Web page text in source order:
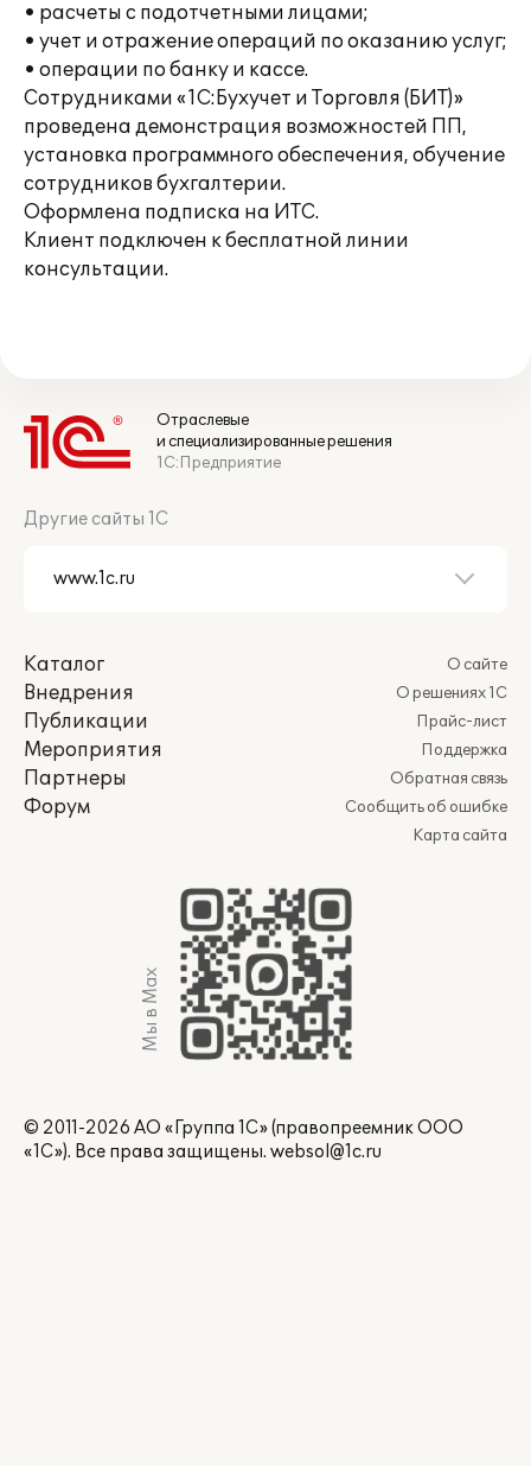
• расчеты с подотчетными лицами;
• учет и отражение операций по оказанию услуг;
• операции по банку и кассе.
Сотрудниками «1С:Бухучет и Торговля (БИТ)»
проведена демонстрация возможностей ПП,
установка программного обеспечения, обучение
сотрудников бухгалтерии.
Оформлена подписка на ИТС.
Клиент подключен к бесплатной линии
консультации.
Отраслевые
и специализированные решения
1С:Предприятие
Другие сайты 1С
Каталог
Внедрения
Публикации
Мероприятия
Партнеры
Форум
О сайте
О решениях 1С
Прайс-лист
Поддержка
Обратная связь
Сообщить об ошибке
Карта сайта
Мы в Max
© 2011-2026 АО «Группа 1С» (правопреемник ООО
«1С»). Все права защищены. websol@1c.ru